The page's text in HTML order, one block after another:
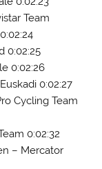
Team
0:02:25
0:02:26
0:02:27
Cycling Team
0:02:32
– Mercator